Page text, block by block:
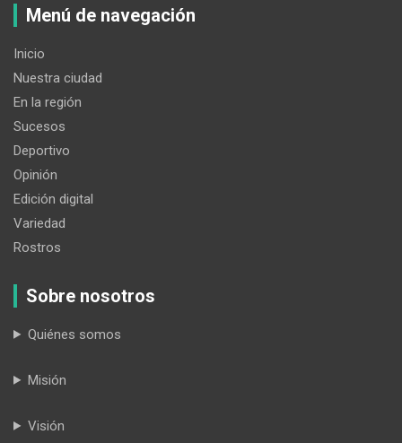
Menú de navegación
Inicio
Nuestra ciudad
En la región
Sucesos
Deportivo
Opinión
Edición digital
Variedad
Rostros
Sobre nosotros
Quiénes somos
Misión
Visión